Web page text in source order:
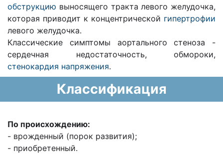
обструкцию выносящего тракта левого желудочка,
которая приводит к концентрической гипертрофии
левого желудочка.
Классические симптомы аортального стеноза -
сердечная недостаточность, обмороки,
стенокардия напряжения.
Классификация
По происхождению:
- врожденный (порок развития);
- приобретенный.